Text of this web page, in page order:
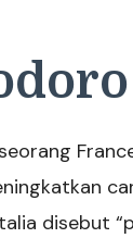
disebut